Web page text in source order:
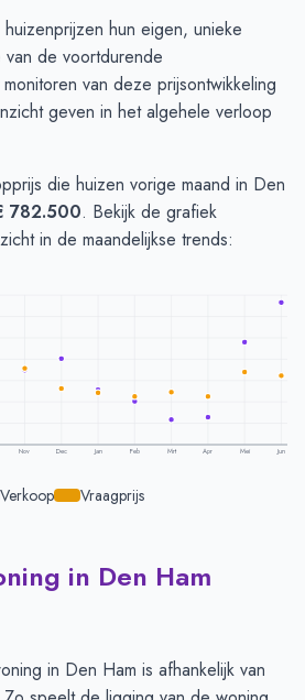
€ 4.730
hun eigen, unieke
de voortdurende
van deze prijsontwikkeling
geven in het algehele verloop
die huizen vorige maand in Den
782.500. Bekijk de grafiek
in de maandelijkse trends:
Nov Dec Jan Feb Mrt Apr Mei Jun
Verkoop Vraagprijs
-Den Ham
Verkoopprijs
€ 431.375
in Den Ham
in Den Ham is afhankelijk van